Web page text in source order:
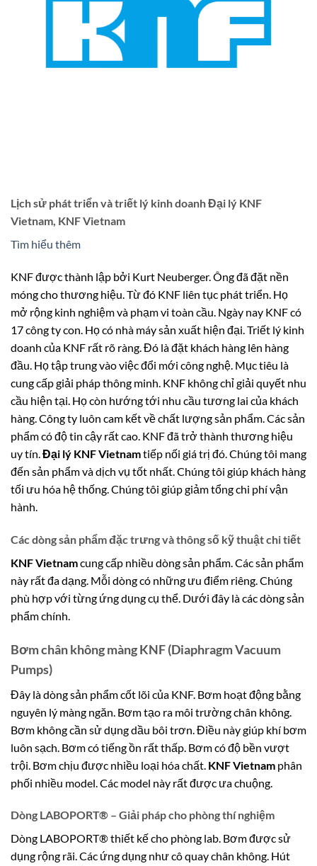
Lịch sử phát triển và triết lý kinh doanh Đại lý KNF
Vietnam, KNF Vietnam
Tìm hiểu thêm
KNF được thành lập bởi Kurt Neuberger. Ông đã đặt nền
móng cho thương hiệu. Từ đó KNF liên tục phát triển. Họ
mở rộng kinh nghiệm và phạm vi toàn cầu. Ngày nay KNF có
17 công ty con. Họ có nhà máy sản xuất hiện đại. Triết lý kinh
doanh của KNF rất rõ ràng. Đó là đặt khách hàng lên hàng
đầu. Họ tập trung vào việc đổi mới công nghệ. Mục tiêu là
cung cấp giải pháp thông minh. KNF không chỉ giải quyết nhu
cầu hiện tại. Họ còn hướng tới nhu cầu tương lai của khách
hàng. Công ty luôn cam kết về chất lượng sản phẩm. Các sản
phẩm có độ tin cậy rất cao. KNF đã trở thành thương hiệu
uy tín.Đại lý KNF Vietnamtiếp nối giá trị đó. Chúng tôi mang
đến sản phẩm và dịch vụ tốt nhất. Chúng tôi giúp khách hàng
tối ưu hóa hệ thống. Chúng tôi giúp giảm tổng chi phí vận
hành.
Các dòng sản phẩm đặc trưng và thông số kỹ thuật chi tiết
KNF Vietnamcung cấp nhiều dòng sản phẩm. Các sản phẩm
này rất đa dạng. Mỗi dòng có những ưu điểm riêng. Chúng
phù hợp với từng ứng dụng cụ thể. Dưới đây là các dòng sản
phẩm chính.
Bơm chân không màng KNF (Diaphragm Vacuum
Pumps)
Đây là dòng sản phẩm cốt lõi của KNF. Bơm hoạt động bằng
nguyên lý màng ngăn. Bơm tạo ra môi trường chân không.
Bơm không cần sử dụng dầu bôi trơn. Điều này giúp khí bơm
luôn sạch. Bơm có tiếng ồn rất thấp. Bơm có độ bền vượt
trội. Bơm chịu được nhiều loại hóa chất. KNF Vietnam phân
phối nhiều model. Các model này rất được ưa chuộng.
Dòng LABOPORT® – Giải pháp cho phòng thí nghiệm
Dòng LABOPORT® thiết kế cho phòng lab. Bơm được sử
dụng rộng rãi. Các ứng dụng như cô quay chân không. Hút